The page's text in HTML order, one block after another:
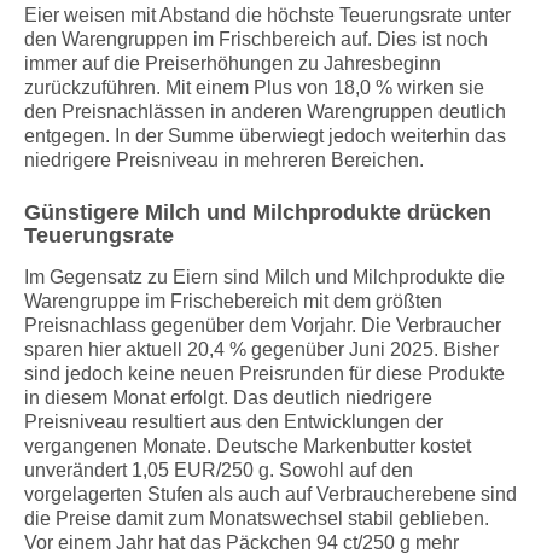
Eier weisen mit Abstand die höchste Teuerungsrate unter
den Warengruppen im Frischbereich auf. Dies ist noch
immer auf die Preiserhöhungen zu Jahresbeginn
zurückzuführen. Mit einem Plus von 18,0 % wirken sie
den Preisnachlässen in anderen Warengruppen deutlich
entgegen. In der Summe überwiegt jedoch weiterhin das
niedrigere Preisniveau in mehreren Bereichen.
Günstigere Milch und Milchprodukte drücken
Teuerungsrate
Im Gegensatz zu Eiern sind Milch und Milchprodukte die
Warengruppe im Frischebereich mit dem größten
Preisnachlass gegenüber dem Vorjahr. Die Verbraucher
sparen hier aktuell 20,4 % gegenüber Juni 2025. Bisher
sind jedoch keine neuen Preisrunden für diese Produkte
in diesem Monat erfolgt. Das deutlich niedrigere
Preisniveau resultiert aus den Entwicklungen der
vergangenen Monate. Deutsche Markenbutter kostet
unverändert 1,05 EUR/250 g. Sowohl auf den
vorgelagerten Stufen als auch auf Verbraucherebene sind
die Preise damit zum Monatswechsel stabil geblieben.
Vor einem Jahr hat das Päckchen 94 ct/250 g mehr